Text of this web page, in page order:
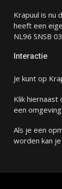
Krapuul is nu
heeft een
NL96 SNSB
Interactie
Je kunt op
Klik hiernaast
een
Als je een
worden kan je